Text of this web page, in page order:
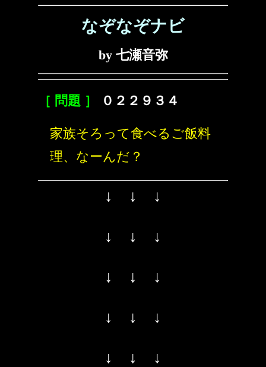
なぞなぞナビ
by 七瀬音弥
［ 問題 ］ ０２２９３４
家族そろって食べるご飯料
理、なーんだ？
↓ ↓ ↓
↓ ↓ ↓
↓ ↓ ↓
↓ ↓ ↓
↓ ↓ ↓